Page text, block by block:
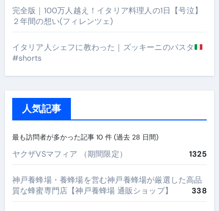
完全版｜100万人越え！イタリア料理人の1日【号泣】
２年間の想い(フィレンツェ)
イタリア人シェフに教わった｜ズッキーニのパスタ
#shorts
人気記事
最も訪問者が多かった記事 10 件 (過去 28 日間)
ヤクザVSマフィア （期間限定） 1325
神戸養蜂場・養蜂場を営む神戸養蜂場が厳選した高品
質な蜂蜜専門店【神戸養蜂場 通販ショップ】
338